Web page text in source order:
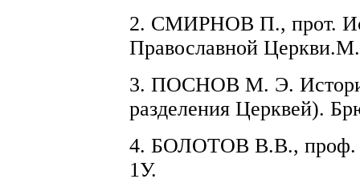
2. СМИРНОВ П., прот.
Православной Церкви.
3. ПОСНОВ М. Э. Исто
разделения Церквей).
4. БОЛОТОВ В.В., проф.
1У.